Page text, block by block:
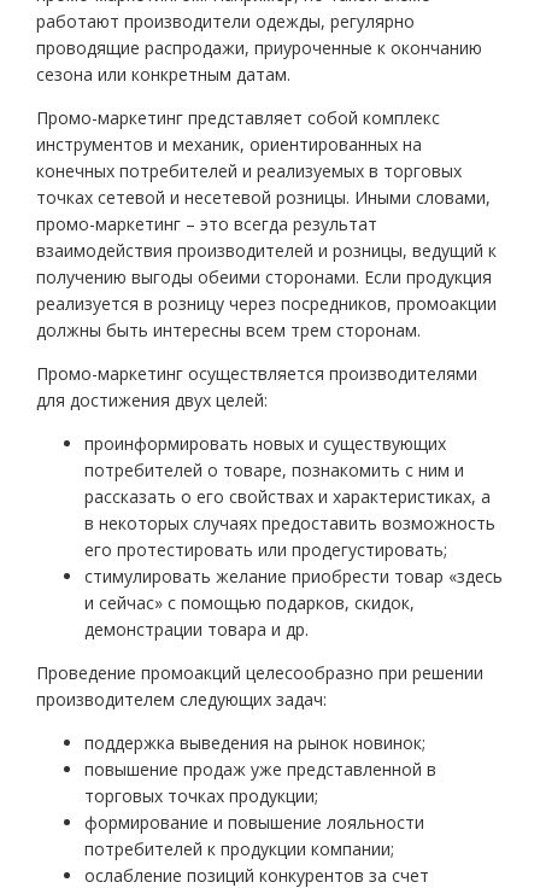
работают производители одежды, регулярно
проводящие распродажи, приуроченные к окончанию
сезона или конкретным датам.
Промо-маркетинг представляет собой комплекс
инструментов и механик, ориентированных на
конечных потребителей и реализуемых в торговых
точках сетевой и несетевой розницы. Иными словами,
промо-маркетинг – это всегда результат
взаимодействия производителей и розницы, ведущий к
получению выгоды обеими сторонами. Если продукция
реализуется в розницу через посредников, промоакции
должны быть интересны всем трем сторонам.
Промо-маркетинг осуществляется производителями
для достижения двух целей:
проинформировать новых и существующих
потребителей о товаре, познакомить с ним и
рассказать о его свойствах и характеристиках, а
в некоторых случаях предоставить возможность
его протестировать или продегустировать;
стимулировать желание приобрести товар «здесь
и сейчас» с помощью подарков, скидок,
демонстрации товара и др.
Проведение промоакций целесообразно при решении
производителем следующих задач:
поддержка выведения на рынок новинок;
повышение продаж уже представленной в
торговых точках продукции;
формирование и повышение лояльности
потребителей к продукции компании;
ослабление позиций конкурентов за счет